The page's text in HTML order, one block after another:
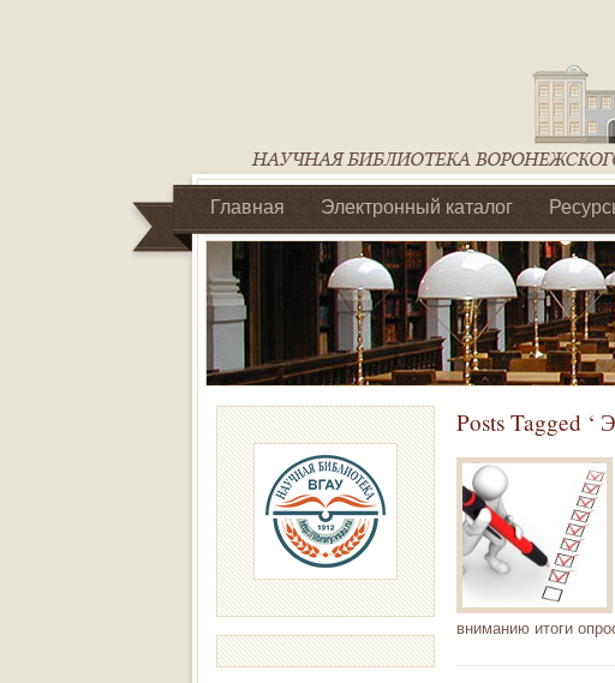
Главная Электронный каталог
Библиотеки регионального отделения
Posts Tagged ‘
вниманию итоги